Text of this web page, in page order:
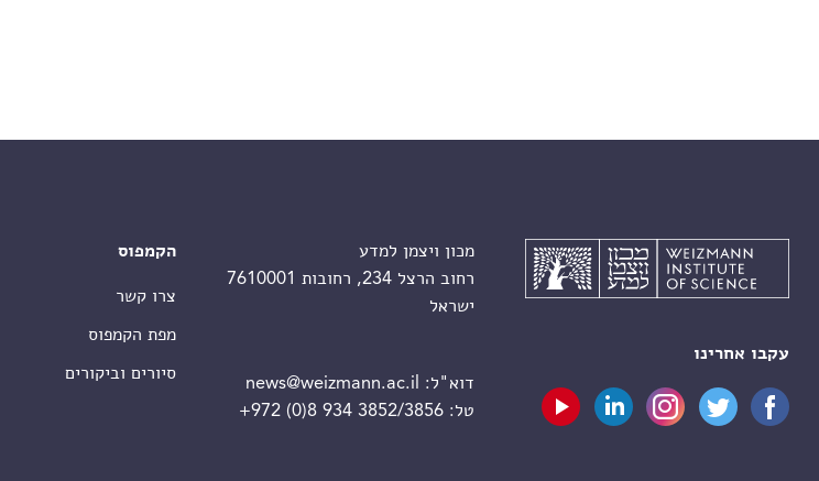
עקבו אחרינו
מכון ויצמן למדע
רחוב הרצל 234, רחובות 7610001
ישראל
דוא"ל:
news@weizmann.ac.il
טל:+972 (0)8 934 3852/3856
הקמפוס
צרו קשר
מפת הקמפוס
סיורים וביקורים